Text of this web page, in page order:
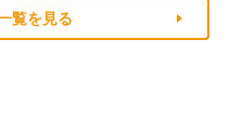
覧を見る